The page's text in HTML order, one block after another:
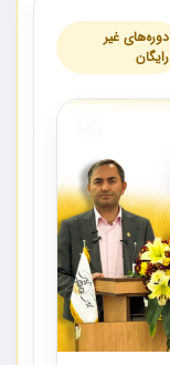
دوره‌های غیر
رایگان